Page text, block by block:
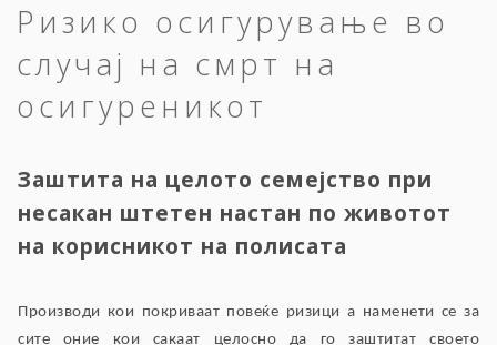
Ризико осигурување во
случај на смрт на
осигуреникот
Заштита на целото семејство при
несакан штетен настан по животот
на корисникот на полисата
Производи кои покриваат повеќе ризици а наменети се за
сите оние кои сакаат целосно да го заштитат своето